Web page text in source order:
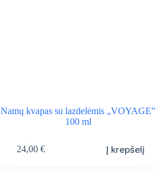
Namų kvapas su lazdelėmis „VOYAGE”
100 ml
24,00 € Į krepšelį